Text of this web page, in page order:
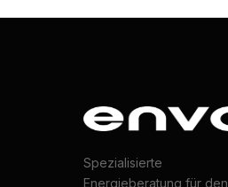
Spezialisierte
Energieberatung für den